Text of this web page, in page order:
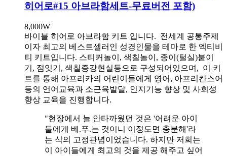
히어로#15 아브라함세트-무료버전 포함)
8,000₩
바이블 히어로 아브라함 키트 입니다. 전세계 공통주제
이자 최고의 베스트셀러인 성경인물을 테마로 한 엑티비
티 키트입니다. 스티커놀이, 색칠놀이, 종이(털실)붙이
기, 점잇기, 색칠증강현실등으로 구성되어있으며, 이 키
트를 통해 아프리카의 어린이들에게 영어, 아프리칸스어
등의 언어교육과 소근육발달, 인지기능 향상 및 사회성
향상 교육을 진행합니다.
"현장에서 늘 안타까웠던 것은 '어려운 아이
들에게 베.푸.는 것이니 이정도면 충분해'라
는 식의 고정관념이었습니다. 하지만 저희는
이 아이들에게 최고의 것을 제공 해주고 싶어